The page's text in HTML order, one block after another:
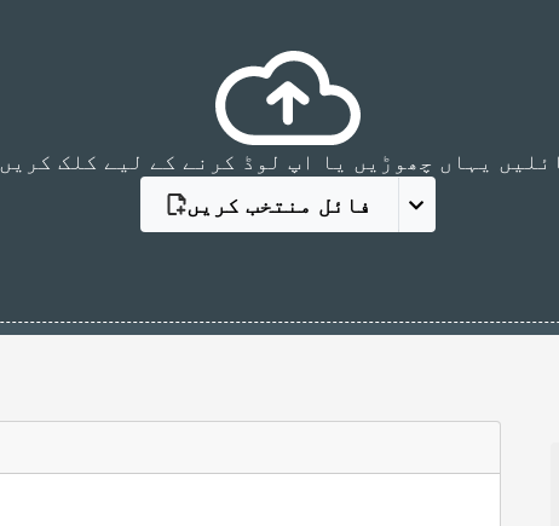
یہاں چھوڑیں یا اپ لوڈ کرنے کے لیے کلک کریں
فائل منتخب کریں